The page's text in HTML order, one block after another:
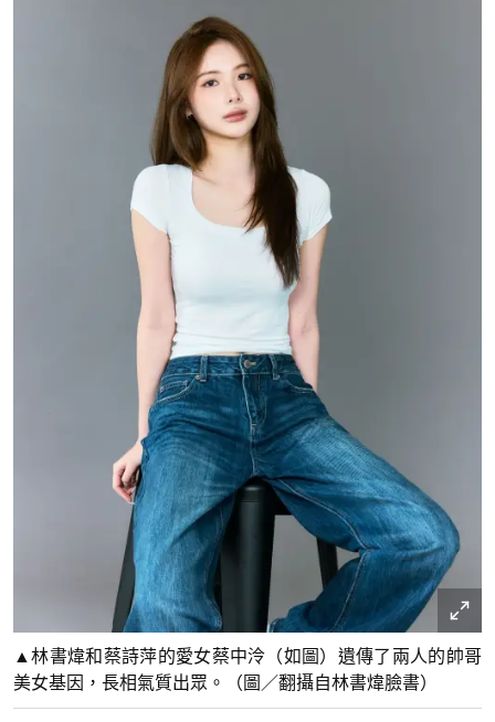
▲林書煒和蔡詩萍的愛女蔡中泠（如圖）遺傳了兩人的帥哥
美女基因，長相氣質出眾。（圖／翻攝自林書煒臉書）